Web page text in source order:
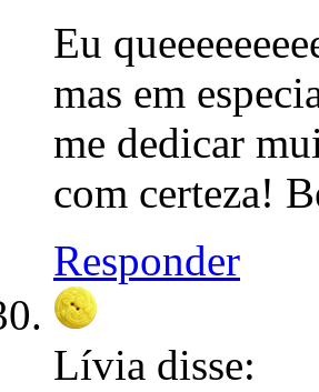
Eu
mas em
me dedicar
com certeza!
Responder
Lívia disse: